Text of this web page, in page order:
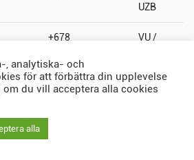
UZB
+678
VU /
+379 VA / VAT
, analytiska- och
för att förbättra din upplevelse
om du vill acceptera alla cookies
alla